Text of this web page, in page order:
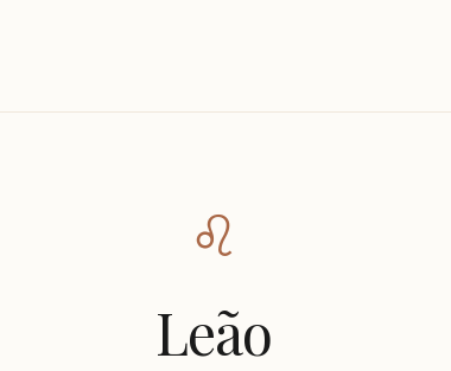
♌︎
Leão